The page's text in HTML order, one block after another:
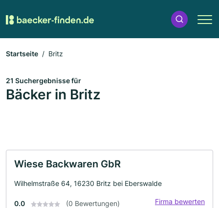
Startseite Britz
21 Suchergebnisse für
Bäcker in Britz
Wiese Backwaren GbR
Wilhelmstraße 64, 16230 Britz bei Eberswalde
0.0 (0 Bewertungen) Firma bewerten